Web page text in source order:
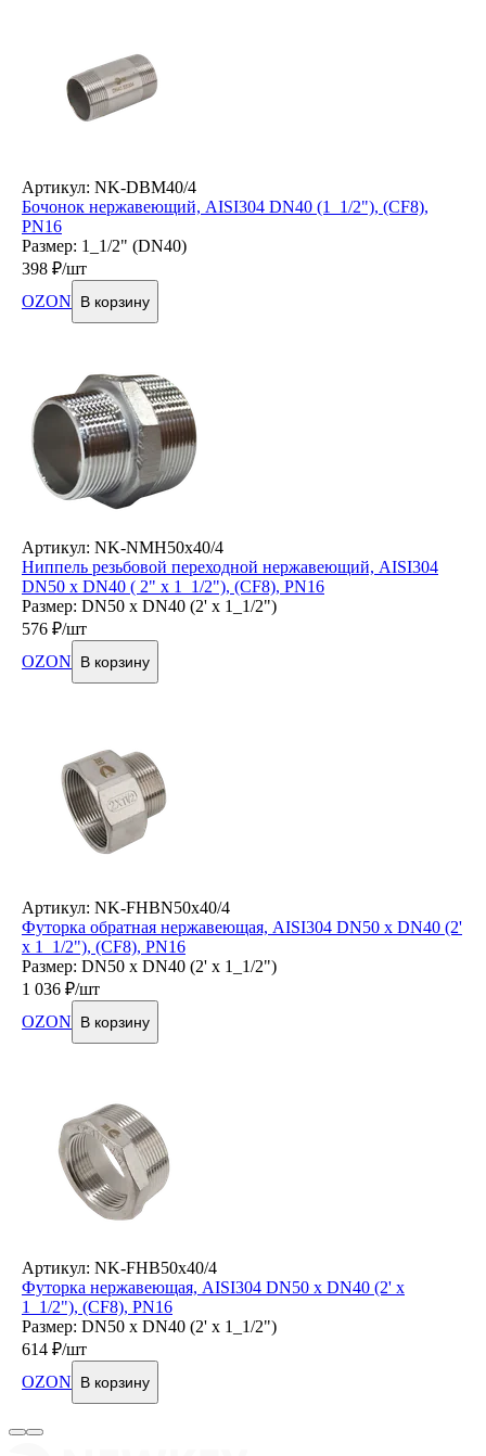
Артикул: NK-DBM40/4
Бочонок нержавеющий, AISI304 DN40 (1_1/2"), (CF8),
PN16
Размер: 1_1/2" (DN40)
398 ₽/шт
OZON
В корзину
Артикул: NK-NMH50x40/4
Ниппель резьбовой переходной нержавеющий, AISI304
DN50 х DN40 ( 2" х 1_1/2"), (CF8), PN16
Размер: DN50 x DN40 (2' x 1_1/2")
576 ₽/шт
OZON
В корзину
Артикул: NK-FHBN50x40/4
Футорка обратная нержавеющая, AISI304 DN50 x DN40 (2'
x 1_1/2"), (CF8), PN16
Размер: DN50 x DN40 (2' x 1_1/2")
1 036 ₽/шт
OZON
В корзину
Артикул: NK-FHB50x40/4
Футорка нержавеющая, AISI304 DN50 x DN40 (2' x
1_1/2"), (CF8), PN16
Размер: DN50 x DN40 (2' x 1_1/2")
614 ₽/шт
OZON
В корзину